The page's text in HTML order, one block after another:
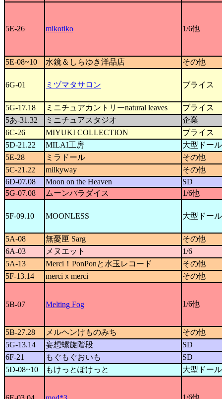
5E-26 mikotiko 1/6他
5E-08~10 水鏡＆しらゆき洋品店 その他
6G-01 ミヅマタサロン ブライス
5G-17.18 ミニチュアカントリーnatural leaves
ブライス
5あ-31.32
ミニチュアスタジオ
企業
6C-26
MIYUKI COLLECTION
ブライス
5D-21.22
MILAI工房
大型ドール
5E-28
ミラドール
その他
5C-21.22
milkyway
その他
6D-07.08
Moon on the Heaven
SD
5G-07.08
ムーンパラダイス 1/6他
5F-09.10 MOONLESS 大型ドール
5A-08 無憂匣 Sarg
その他
6A-03
メヌエット
1/6
5A-13
Merci！PonPonと水玉レコード
その他
5F-13.14
merciｘmerci その他
5B-07 Melting Fog 1/6他
5B-27.28 メルヘンけものみち
その他
5G-13.14
妄想螺旋階段
SD
6F-21
もぐもぐおいも
SD
5D-08~10
もけっとぽけっと 大型ドール
1/6他